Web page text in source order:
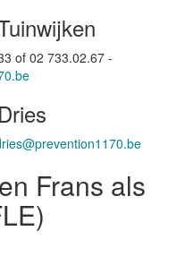
of 02 733.02.67 -
Frans als